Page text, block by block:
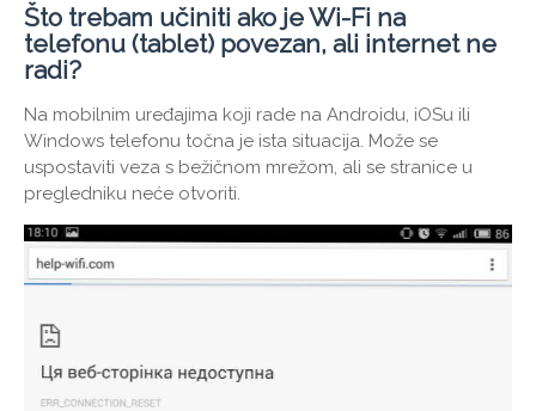
Što trebam učiniti ako je Wi-Fi na
telefonu (tablet) povezan, ali internet ne
radi?
Na mobilnim uređajima koji rade na Androidu, iOSu ili
Windows telefonu točna je ista situacija. Može se
uspostaviti veza s bežičnom mrežom, ali se stranice u
pregledniku neće otvoriti.